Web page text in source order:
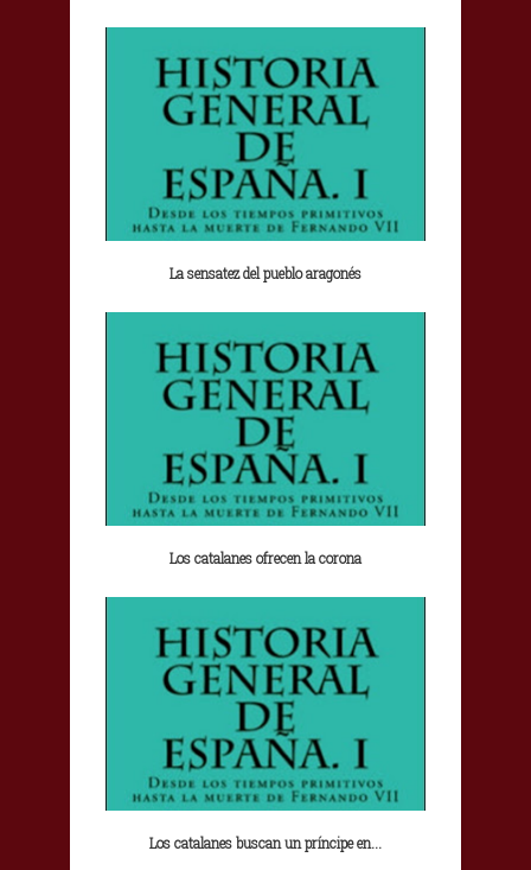
La sensatez del pueblo aragonés
Los catalanes ofrecen la corona
Los catalanes buscan un príncipe en...